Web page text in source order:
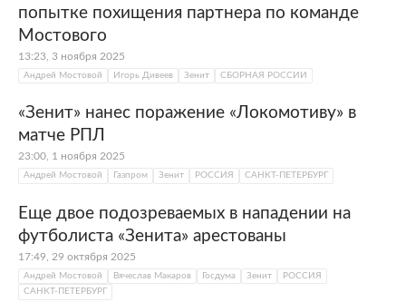
попытке похищения партнера по команде
Мостового
13:23, 3 ноября 2025
Андрей Мостовой Игорь Дивеев Зенит СБОРНАЯ РОССИИ
«Зенит» нанес поражение «Локомотиву» в
матче РПЛ
23:00, 1 ноября 2025
Андрей Мостовой Газпром Зенит РОССИЯ САНКТ-ПЕТЕРБУРГ
Еще двое подозреваемых в нападении на
футболиста «Зенита» арестованы
17:49, 29 октября 2025
Андрей Мостовой Вячеслав Макаров Госдума Зенит
РОССИЯ
САНКТ-ПЕТЕРБУРГ